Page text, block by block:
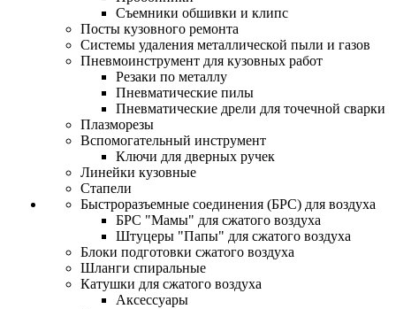
Съемники обшивки и клипс
Посты кузовного ремонта
Системы удаления металлической пыли и газов
Пневмоинструмент для кузовных работ
Резаки по металлу
Пневматические пилы
Пневматические дрели для точечной сварки
Плазморезы
Вспомогательный инструмент
Ключи для дверных ручек
Линейки кузовные
Стапели
Быстроразъемные соединения (БРС) для воздуха
БРС "Мамы" для сжатого воздуха
Штуцеры "Папы" для сжатого воздуха
Блоки подготовки сжатого воздуха
Шланги спиральные
Катушки для сжатого воздуха
Аксессуары